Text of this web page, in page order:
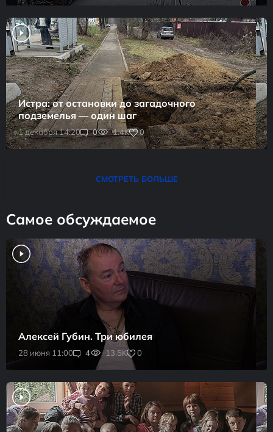
1 декабря 14:20 0 1.4K 0
Истра: от остановки до загадочного
подземелья — один шаг
СМОТРЕТЬ БОЛЬШЕ
Самое обсуждаемое
28 июня 11:00 4 13.5K 0
Алексей Губин. Три юбилея